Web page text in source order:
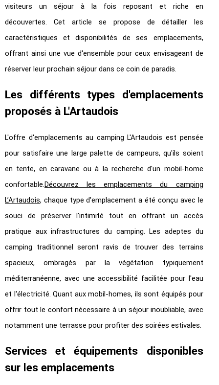
visiteurs un séjour à la fois reposant et riche en
découvertes. Cet article se propose de détailler les
caractéristiques et disponibilités de ses emplacements,
offrant ainsi une vue d'ensemble pour ceux envisageant de
réserver leur prochain séjour dans ce coin de paradis.
Les différents types d'emplacements
proposés à L'Artaudois
L'offre d'emplacements au camping L'Artaudois est pensée
pour satisfaire une large palette de campeurs, qu'ils soient
en tente, en caravane ou à la recherche d'un mobil-home
confortable.Découvrez les emplacements du camping
L’Artaudois, chaque type d'emplacement a été conçu avec le
souci de préserver l'intimité tout en offrant un accès
pratique aux infrastructures du camping. Les adeptes du
camping traditionnel seront ravis de trouver des terrains
spacieux, ombragés par la végétation typiquement
méditerranéenne, avec une accessibilité facilitée pour l'eau
et l'électricité. Quant aux mobil-homes, ils sont équipés pour
offrir tout le confort nécessaire à un séjour inoubliable, avec
notamment une terrasse pour profiter des soirées estivales.
Services et équipements disponibles
sur les emplacements